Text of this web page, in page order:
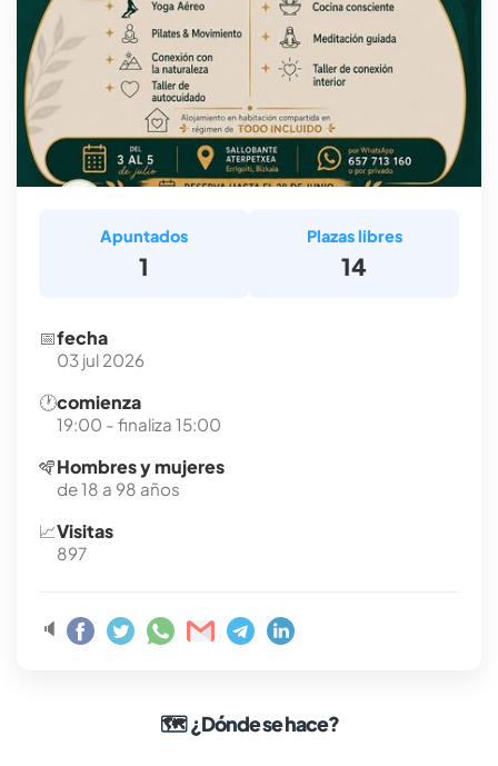
Apuntados
1
Plazas libres
14
📅fecha
03 jul 2026
🕐comienza
19:00 - finaliza 15:00
🪇Hombres y mujeres
de 18 a 98 años
📈Visitas
897
🔈
🗺¿Dónde se hace?